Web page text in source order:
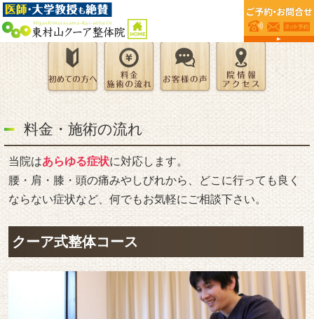
料金・施術の流れ
当院はあらゆる症状に対応します。
腰・肩・膝・頭の痛みやしびれから、どこに行っても良く
ならない症状など、何でもお気軽にご相談下さい。
クーア式整体コース